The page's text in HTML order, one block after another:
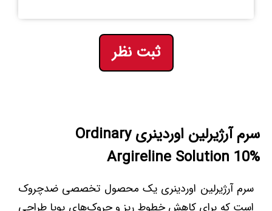
ثبت نظر
سرم آرژیرلین اوردینری Ordinary
Argireline Solution 10%
سرم آرژیرلین اوردینری یک محصول تخصصی ضدچروک
است که برای کاهش خطوط ریز و چروک‌های پویا طراحی